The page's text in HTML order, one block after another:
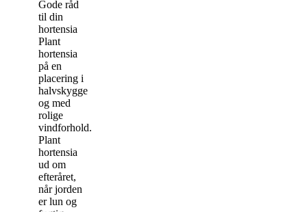
Gode råd
til din
hortensia
Plant
hortensia
på en
placering i
halvskygge
og med
rolige
vindforhold.
Plant
hortensia
ud om
efteråret,
når jorden
er lun og